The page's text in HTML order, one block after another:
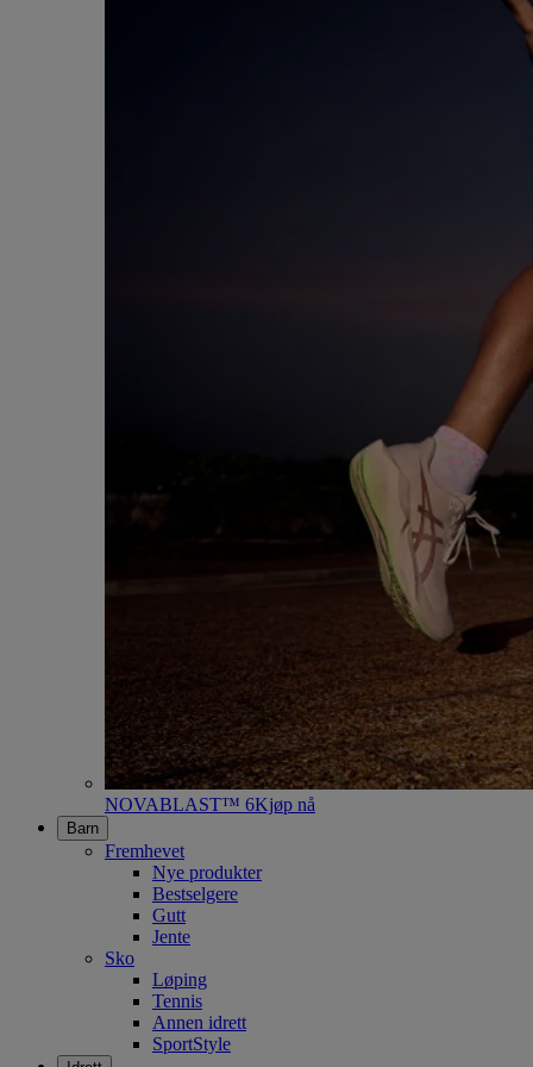
NOVABLAST™ 6Kjøp nå
Barn
Fremhevet
Nye produkter
Bestselgere
Gutt
Jente
Sko
Løping
Tennis
Annen idrett
SportStyle